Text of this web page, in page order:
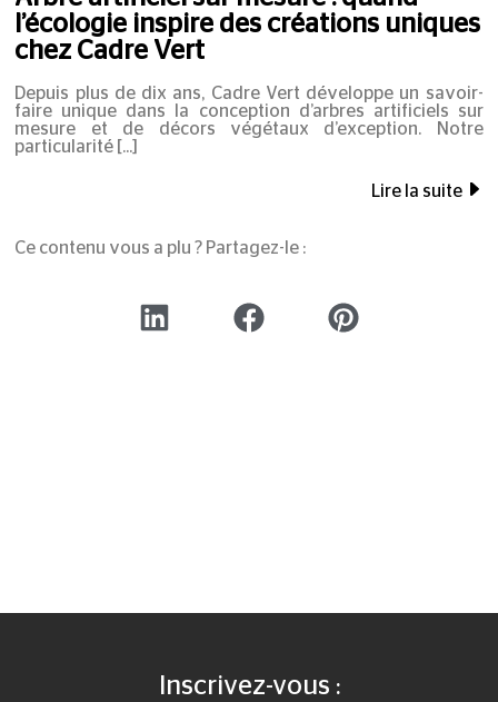
l’écologie inspire des créations uniques
chez Cadre Vert
Depuis plus de dix ans, Cadre Vert développe un savoir-
faire unique dans la conception d’arbres artificiels sur
mesure et de décors végétaux d’exception. Notre
particularité
Lire la suite
Ce contenu vous a plu ? Partagez-le :
Inscrivez-vous :